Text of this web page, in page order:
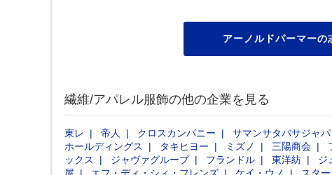
アーノルドパーマーの
繊維/アパレル服飾の他の企業を見る
東レ 帝人 クロスカンパニー サマンサタバサジャ
ホールディングス
タキヒヨー ミズノ 三陽商会
ックス
ジャヴァグループ フランドル 東洋紡 ジ